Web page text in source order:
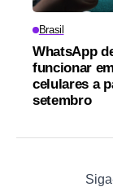
Brasil
WhatsApp
funcionar
celulares a
setembro